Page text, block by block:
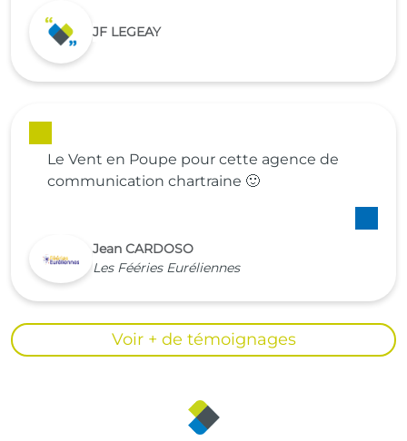
JF LEGEAY
Le Vent en Poupe pour cette agence de
communication chartraine 🙂
Jean CARDOSO
Les Fééries Euréliennes
Voir + de témoignages